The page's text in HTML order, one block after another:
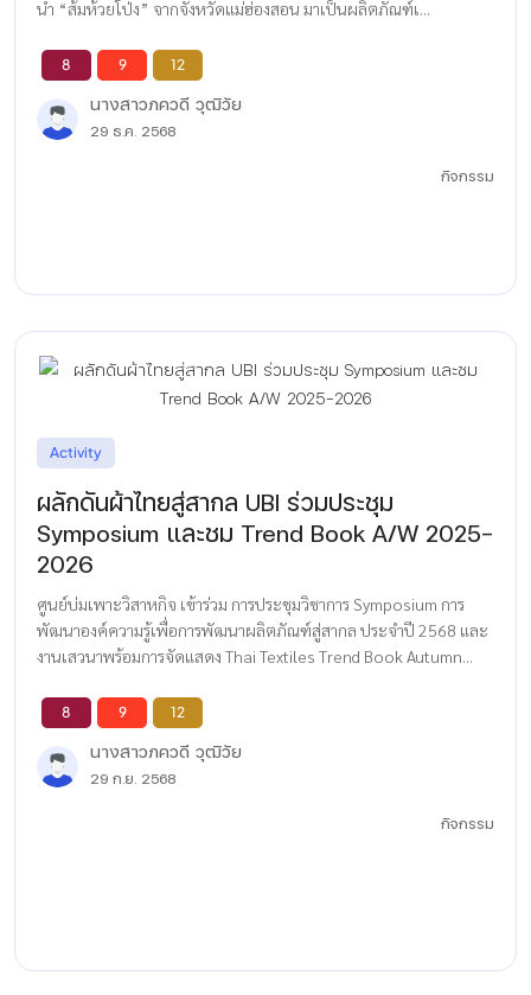
นำ “ส้มห้วยโป่ง” จากจังหวัดแม่ฮ่องสอน มาเป็นผลิตภัณฑ์เ...
8 9 12
นางสาวภควดี วุฒิวัย
29 ธ.ค. 2568
กิจกรรม
Activity
ผลักดันผ้าไทยสู่สากล UBI ร่วมประชุม
Symposium และชม Trend Book A/W 2025–
2026
ศูนย์บ่มเพาะวิสาหกิจ เข้าร่วม การประชุมวิชาการ Symposium การ
พัฒนาองค์ความรู้เพื่อการพัฒนาผลิตภัณฑ์สู่สากล ประจำปี 2568 และ
งานเสวนาพร้อมการจัดแสดง Thai Textiles Trend Book Autumn...
8 9 12
นางสาวภควดี วุฒิวัย
29 ก.ย. 2568
กิจกรรม